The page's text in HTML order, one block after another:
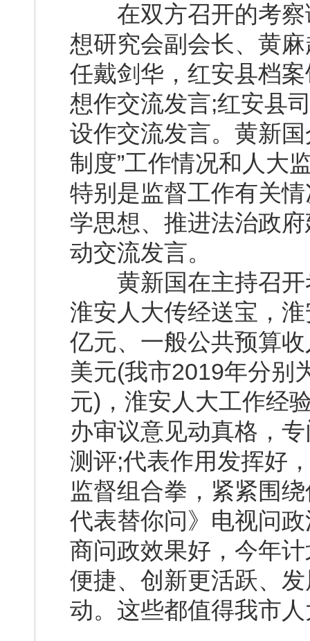
在双方召开的考察
想研究会副会长、黄
任戴剑华，红安县档
想作交流发言;红安县
设作交流发言。黄新
制度”工作情况和人大
特别是监督工作有关
学思想、推进法治政
动交流发言。
黄新国在主持召开
淮安人大传经送宝，
亿元、一般公共预算
美元(我市2019年分别
元)，淮安人大工作经
办审议意见动真格，
测评;代表作用发挥好
监督组合拳，紧紧围
代表替你问》电视问
商问政效果好，今年
便捷、创新更活跃、
动。这些都值得我市